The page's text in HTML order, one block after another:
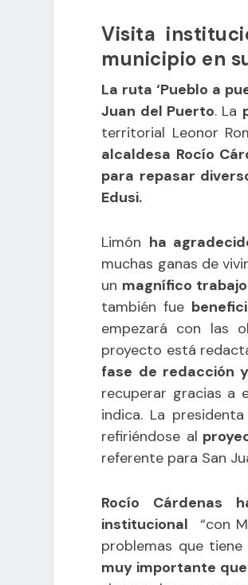
Visita
municipio en
La ruta ‘Pueblo a
Juan del Puerto. La
territorial Leonor
alcaldesa Rocío
para repasar
Edusi.
Limón ha
muchas ganas de
un magnífico
también fue
empezará con las
proyecto está
fase de redacción
recuperar gracias a
indica. La
refiriéndose al
referente para San
Rocío Cárdenas
institucional “con
problemas que
muy importante